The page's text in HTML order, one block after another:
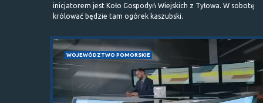
inicjatorem jest Koło Gospodyń Wiejskich z Tyłowa. W sobotę
królować będzie tam ogórek kaszubski.
WOJEWÓDZTWO POMORSKIE